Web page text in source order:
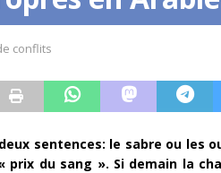
à notre place JÉRÔME DENARIEZ
conflits
sentences: le sabre ou les
du sang ». Si demain la